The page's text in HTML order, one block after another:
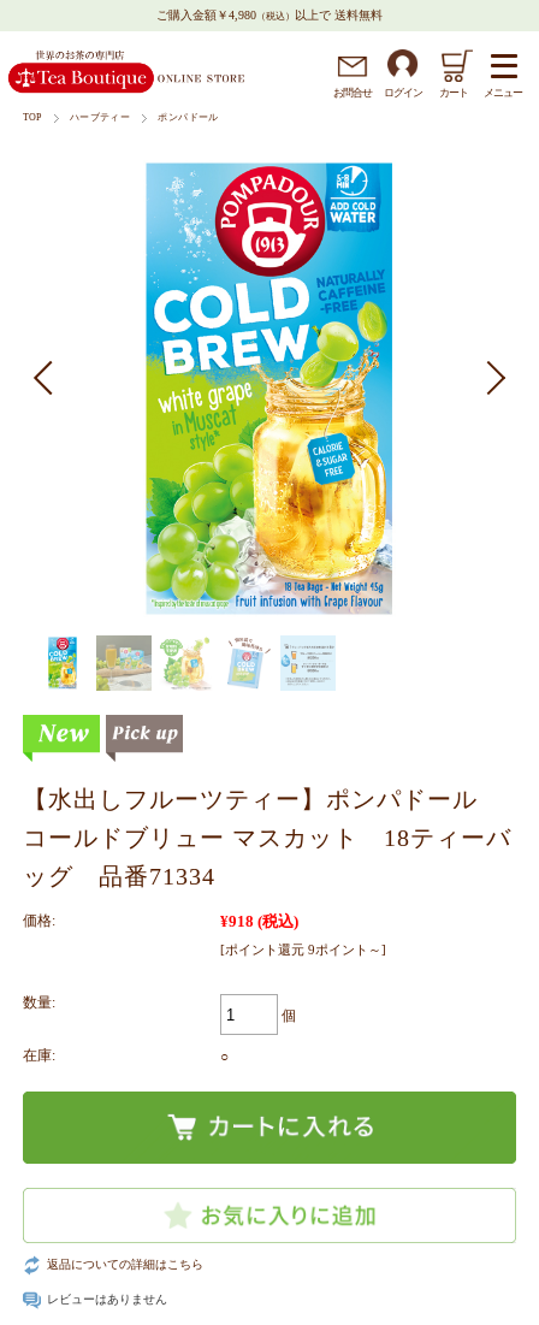
ご購入金額￥4,980 （税込） 以上で 送料無料
お問合せ ログイン カート メニュー
TOP ハーブティー ポンパドール
【水出しフルーツティー】ポンパドール
コールドブリュー マスカット 18ティーバ
ッグ 品番71334
価格: ¥918 (税込)
[ポイント還元 9ポイント～]
数量:
個
在庫: ○
返品についての詳細はこちら
レビューはありません